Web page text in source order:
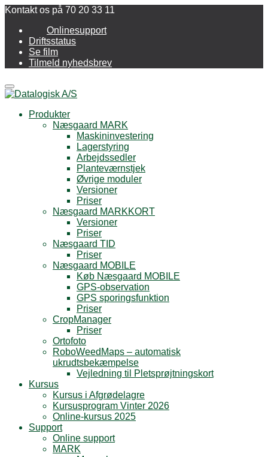
Kontakt os på 70 20 33 11
Onlinesupport
Driftsstatus
Se film
Tilmeld nyhedsbrev
Menu
Produkter
Næsgaard MARK
Maskininvestering
Lagerstyring
Arbejdssedler
Planteværnstjek
Øvrige moduler
Versioner
Priser
Næsgaard MARKKORT
Versioner
Priser
Næsgaard TID
Priser
Næsgaard MOBILE
Køb Næsgaard MOBILE
GPS-observation
GPS sporingsfunktion
Priser
CropManager
Priser
Ortofoto
RoboWeedMaps – automatisk
ukrudtsbekæmpelse
Vejledning til Pletsprøjtningskort
Kursus
Kursus i Afgrødelagre
Kursusprogram Vinter 2026
Online-kursus 2025
Support
Online support
MARK